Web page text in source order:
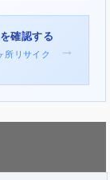
確認する
リサイク
→